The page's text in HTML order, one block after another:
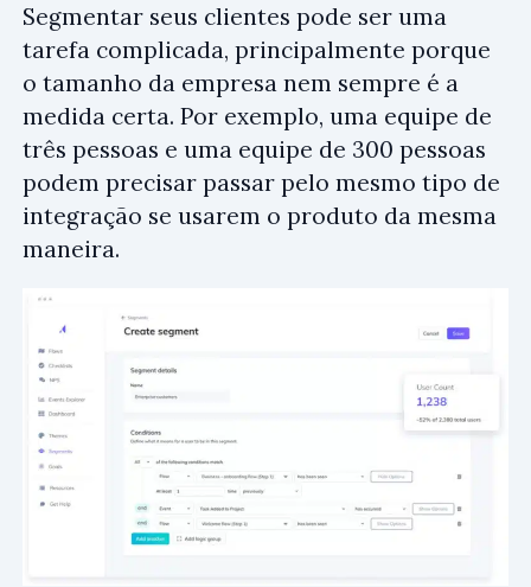
Segmentar seus clientes pode ser uma
tarefa complicada, principalmente porque
o tamanho da empresa nem sempre é a
medida certa. Por exemplo, uma equipe de
três pessoas e uma equipe de 300 pessoas
podem precisar passar pelo mesmo tipo de
integração se usarem o produto da mesma
maneira.